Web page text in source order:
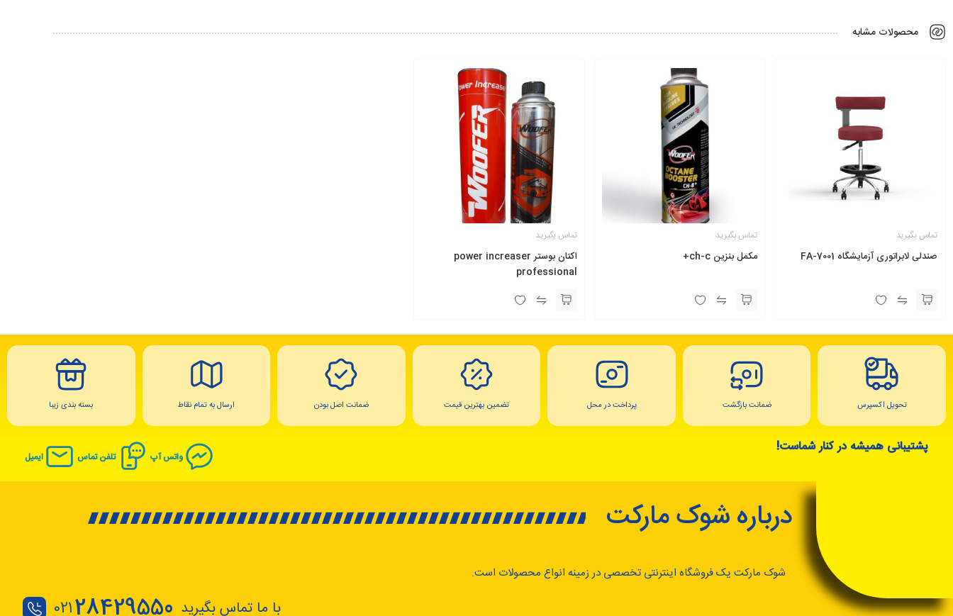
محصولات مشابه
تماس بگیرید
صندلی لابراتوری آزمایشگاه FA-7001
تماس بگیرید
مکمل بنزین ch-c+
تماس بگیرید
اکتان بوستر power increaser
professional
تحویل اکسپرس ضمانت بازگشت پرداخت در محل تضمین بهترین قیمت ضمانت اصل بودن ارسال به تمام نقاط بسته بندی زیبا
پشتیبانی همیشه در کنار شماست!
واتس آپ تلفن تماس ایمیل
درباره شوک مارکت
شوک مارکت یک فروشگاه اینترنتی تخصصی در زمینه انواع محصولات است.
28429550
021 با ما تماس بگیرید